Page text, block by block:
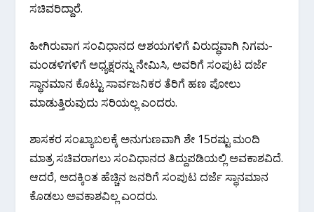
ಸಚಿವರಿದ್ದಾರೆ.
ಹೀಗಿರುವಾಗ ಸಂವಿಧಾನದ ಆಶಯಗಳಿಗೆ ವಿರುದ್ಧವಾಗಿ ನಿಗಮ-
ಮಂಡಳಿಗಳಿಗೆ ಅಧ್ಯಕ್ಷರನ್ನು ನೇಮಿಸಿ, ಅವರಿಗೆ ಸಂಪುಟ ದರ್ಜೆ
ಸ್ಥಾನಮಾನ ಕೊಟ್ಟು ಸಾರ್ವಜನಿಕರ ತೆರಿಗೆ ಹಣ ಪೋಲು
ಮಾಡುತ್ತಿರುವುದು ಸರಿಯಲ್ಲ ಎಂದರು.
ಶಾಸಕರ ಸಂಖ್ಯಾಬಲಕ್ಕೆ ಅನುಗುಣವಾಗಿ ಶೇ 15ರಷ್ಟು ಮಂದಿ
ಮಾತ್ರ ಸಚಿವರಾಗಲು ಸಂವಿಧಾನದ ತಿದ್ದುಪಡಿಯಲ್ಲಿ ಅವಕಾಶವಿದೆ.
ಆದರೆ, ಅದಕ್ಕಿಂತ ಹೆಚ್ಚಿನ ಜನರಿಗೆ ಸಂಪುಟ ದರ್ಜೆ ಸ್ಥಾನಮಾನ
ಕೊಡಲು ಅವಕಾಶವಿಲ್ಲ ಎಂದರು.